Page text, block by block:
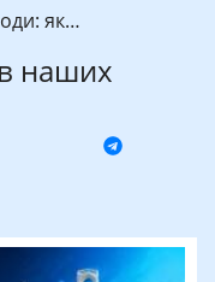
як…
наших